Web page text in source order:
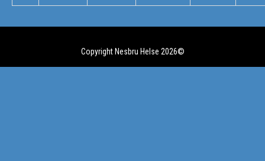
Copyright Nesbru Helse 2026©